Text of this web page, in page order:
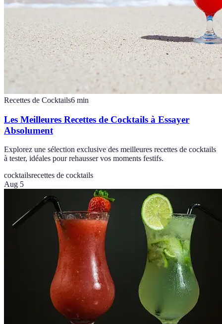
Recettes de Cocktails6 min
Les Meilleures Recettes de Cocktails à Essayer
Absolument
Explorez une sélection exclusive des meilleures recettes de cocktails
à tester, idéales pour rehausser vos moments festifs.
cocktailsrecettes de cocktails
Aug 5